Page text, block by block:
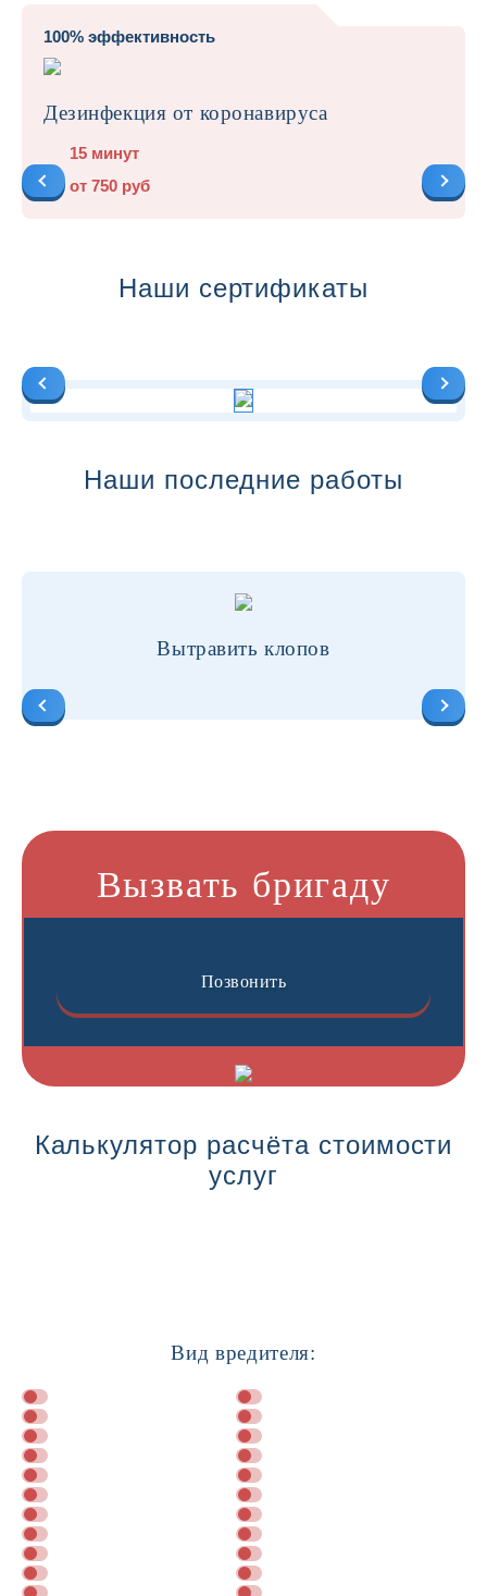
100% эффективность
Дезинфекция от коронавируса
15 минут
от 750 руб
Наши сертификаты
Наши последние работы
Вытравить клопов
Вызвать бригаду
Позвонить
Калькулятор расчёта стоимости
услуг
Вид вредителя: